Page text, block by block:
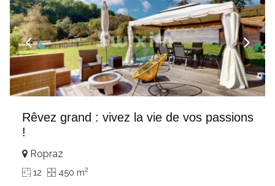
Rêvez grand : vivez la vie de vos passions
!
Ropraz
12 450 m2